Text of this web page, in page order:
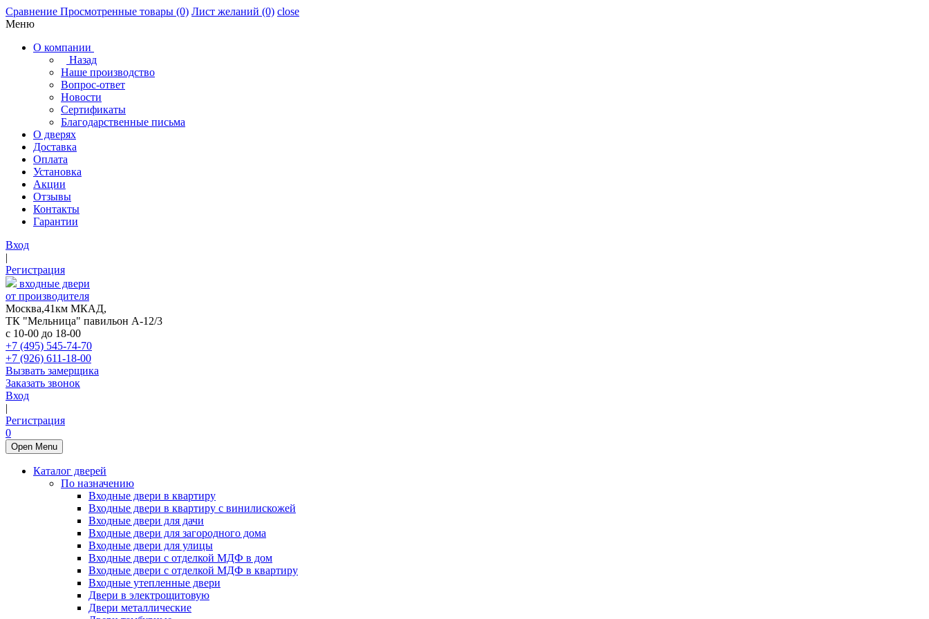
Сравнение Просмотренные товары (0) Лист желаний (0) close
Меню
О компании
Назад
Наше производство
Вопрос-ответ
Новости
Сертификаты
Благодарственные письма
О дверях
Доставка
Оплата
Установка
Акции
Отзывы
Контакты
Гарантии
Вход
|
Регистрация
входные двери
от производителя
Москва,41км МКАД,
ТК "Мельница" павильон А-12/3
с 10-00 до 18-00
+7 (495) 545-74-70
+7 (926) 611-18-00
Вызвать замерщика
Заказать звонок
Вход
|
Регистрация
0
Open Menu
Каталог дверей
По назначению
Входные двери в квартиру
Входные двери в квартиру с винилискожей
Входные двери для дачи
Входные двери для загородного дома
Входные двери для улицы
Входные двери с отделкой МДФ в дом
Входные двери с отделкой МДФ в квартиру
Входные утепленные двери
Двери в электрощитовую
Двери металлические